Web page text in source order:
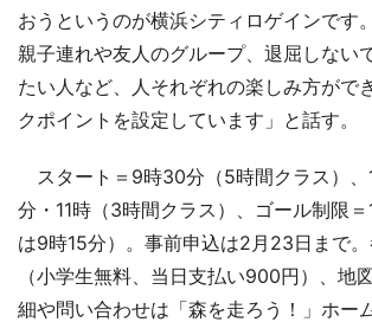
おうというのが横浜シティロゲインです
親子連れや友人のグループ、退屈しない
たい人など、人それぞれの楽しみ方がで
クポイントを設定しています」と話す。
スタート＝9時30分（5時間クラス）、
分・11時（3時間クラス）、ゴール制限
は9時15分）。事前申込は2月23日まで
（小学生無料、当日支払い900円）、地
細や問い合わせは「森を走ろう！」ホー